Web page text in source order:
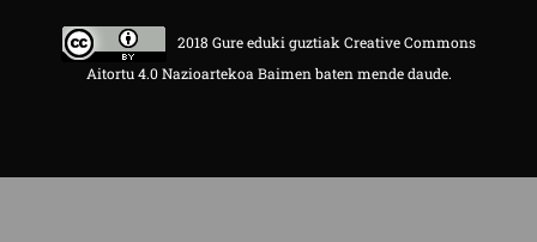
2018 Gure eduki guztiak Creative Commons
Aitortu 4.0 Nazioartekoa Baimen baten mende daude.